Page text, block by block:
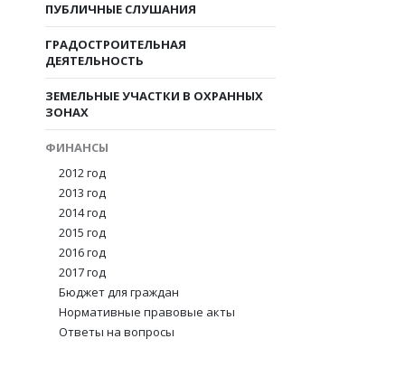
ПУБЛИЧНЫЕ СЛУШАНИЯ
ГРАДОСТРОИТЕЛЬНАЯ
ДЕЯТЕЛЬНОСТЬ
ЗЕМЕЛЬНЫЕ УЧАСТКИ В ОХРАННЫХ
ЗОНАХ
ФИНАНСЫ
2012 год
2013 год
2014 год
2015 год
2016 год
2017 год
Бюджет для граждан
Нормативные правовые акты
Ответы на вопросы